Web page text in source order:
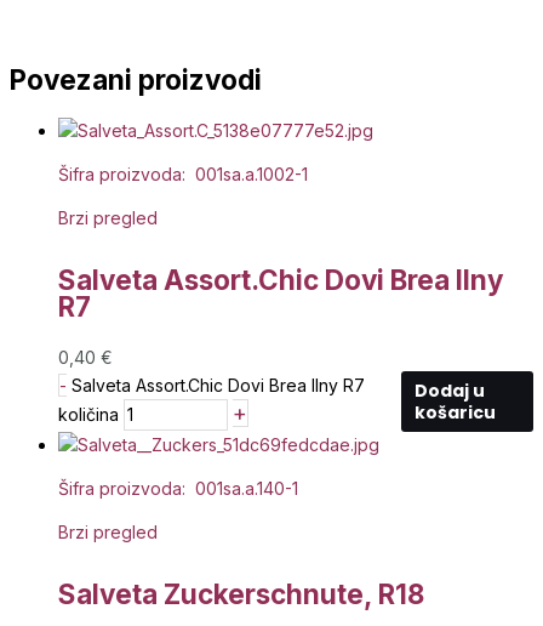
Povezani proizvodi
Šifra proizvoda: 001sa.a.1002-1
Brzi pregled
Salveta Assort.Chic Dovi Brea Ilny
R7
0,40 €
- Salveta Assort.Chic Dovi Brea Ilny R7
količina
+
Dodaj u
košaricu
Šifra proizvoda: 001sa.a.140-1
Brzi pregled
Salveta Zuckerschnute, R18